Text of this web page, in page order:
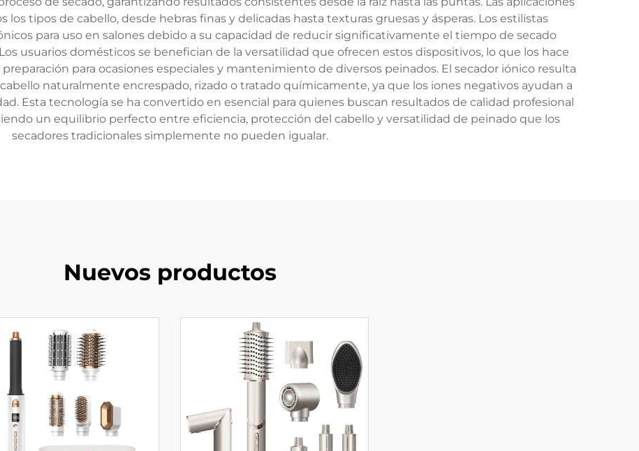
los tipos de cabello, desde hebras finas y delicadas hasta texturas gruesas y ásperas. Los estilistas
para uso en salones debido a su capacidad de reducir significativamente el tiempo de secado
usuarios domésticos se benefician de la versatilidad que ofrecen estos dispositivos, lo que los hace
para ocasiones especiales y mantenimiento de diversos peinados. El secador iónico resulta
naturalmente encrespado, rizado o tratado químicamente, ya que los iones negativos ayudan a
Esta tecnología se ha convertido en esencial para quienes buscan resultados de calidad profesional
un equilibrio perfecto entre eficiencia, protección del cabello y versatilidad de peinado que los
secadores tradicionales simplemente no pueden igualar.
Nuevos productos